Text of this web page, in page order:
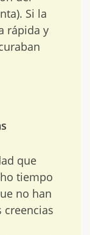
Si la
rápida y
que
tiempo
no han
creencias